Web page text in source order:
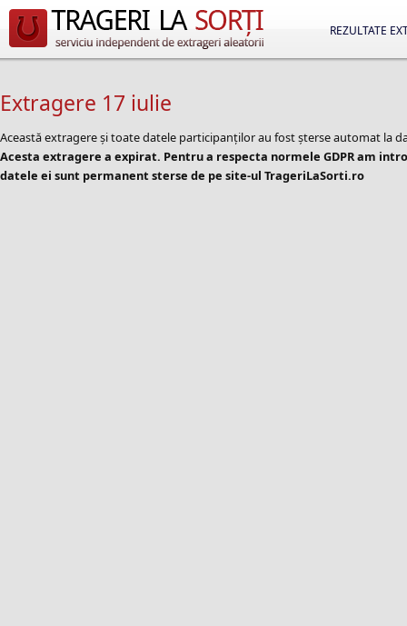
REZULTATE
Extragere 17 iulie
Această extragere și toate datele participanților au fost șterse automat la
Acesta extragere a expirat. Pentru a respecta normele GDPR am
datele ei sunt permanent sterse de pe site-ul TrageriLaSorti.ro